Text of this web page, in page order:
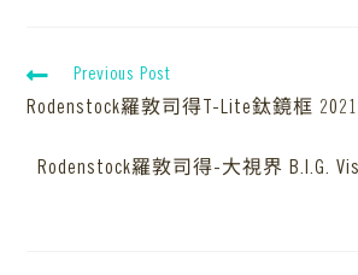
Previous Post
Rodenstock羅敦司得T-Lite鈦鏡框 2021
Rodenstock羅敦司得-大視界 B.I.G.